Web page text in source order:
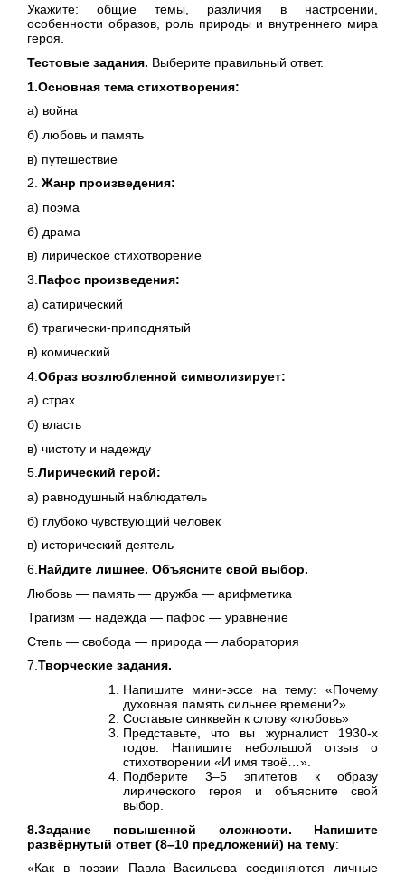
Укажите: общие темы, различия в настроении,
особенности образов, роль природы и внутреннего мира
героя.
Тестовые задания. Выберите правильный ответ.
1.Основная тема стихотворения:
а) война
б) любовь и память
в) путешествие
2. Жанр произведения:
а) поэма
б) драма
в) лирическое стихотворение
3. Пафос произведения:
а) сатирический
б) трагически-приподнятый
в) комический
4. Образ возлюбленной символизирует:
а) страх
б) власть
в) чистоту и надежду
5.Лирический герой:
а) равнодушный наблюдатель
б) глубоко чувствующий человек
в) исторический деятель
6. Найдите лишнее. Объясните свой выбор.
Любовь — память — дружба — арифметика
Трагизм — надежда — пафос — уравнение
Степь — свобода — природа — лаборатория
7.Творческие задания.
Напишите мини-эссе на тему: «Почему
духовная память сильнее времени?»
Составьте синквейн к слову «любовь»
Представьте, что вы журналист 1930-х
годов. Напишите небольшой отзыв о
стихотворении «И имя твоё…».
Подберите 3–5 эпитетов к образу
лирического героя и объясните свой
выбор.
8.Задание повышенной сложности. Напишите
развёрнутый ответ (8–10 предложений) на тему:
«Как в поэзии Павла Васильева соединяются личные